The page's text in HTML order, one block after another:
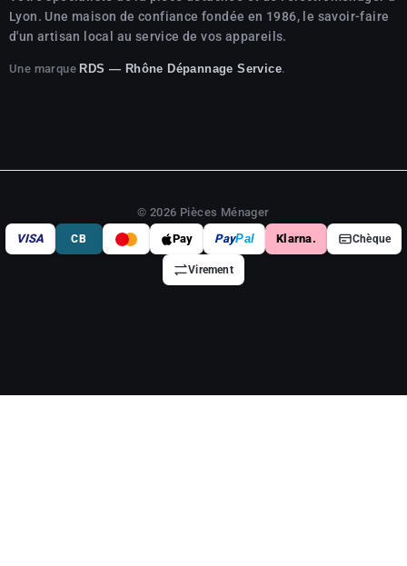
Lyon. Une maison de confiance fondée en 1986, le savoir-faire
d'un artisan local au service de vos appareils.
Une marque RDS — Rhône Dépannage Service.
© 2026 Pièces Ménager
VISA
CB Pay PayPal Klarna. Chèque
Virement